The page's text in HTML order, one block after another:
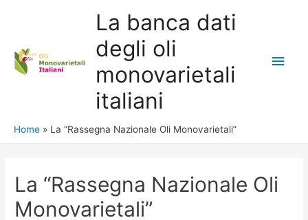
La banca dati
degli oli
monovarietali
italiani
Main
Home La “Rassegna Nazionale Oli Monovarietali”
La “Rassegna Nazionale Oli
Monovarietali”